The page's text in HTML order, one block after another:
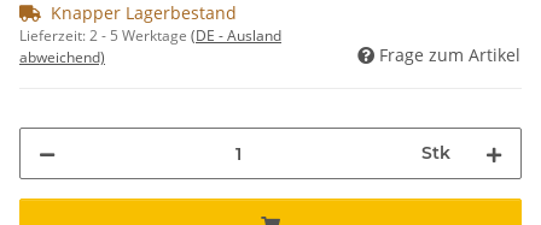
Knapper Lagerbestand
Lieferzeit:2 - 5 Werktage (DE - Ausland
abweichend)
Frage zum Artikel
Stk